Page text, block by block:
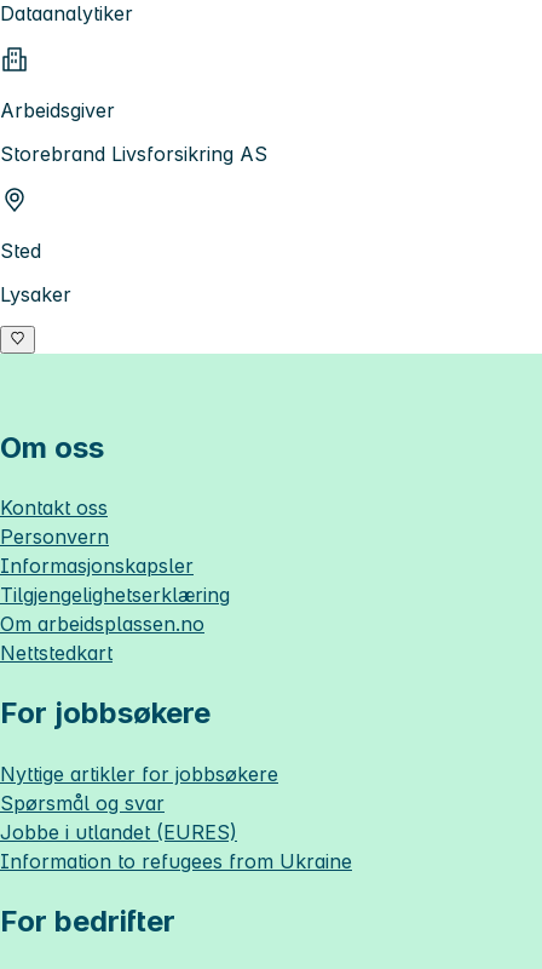
Dataanalytiker
Arbeidsgiver
Storebrand Livsforsikring AS
Sted
Lysaker
Om oss
Kontakt oss
Personvern
Informasjonskapsler
Tilgjengelighetserklæring
Om arbeidsplassen.no
Nettstedkart
For jobbsøkere
Nyttige artikler for jobbsøkere
Spørsmål og svar
Jobbe i utlandet (EURES)
Information to refugees from Ukraine
For bedrifter